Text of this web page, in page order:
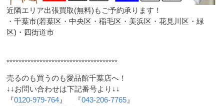
近隣エリア出張買取(無料)もご予約承ります！
・千葉市(若葉区・中央区・稲毛区・美浜区・花見川区・緑
区)・四街道市
*************************************
売るのも買うのも愛品館千葉店へ！
↓↓お問い合わせは下記番号より↓↓
『0120-979-764 』 『043-206-7765 』